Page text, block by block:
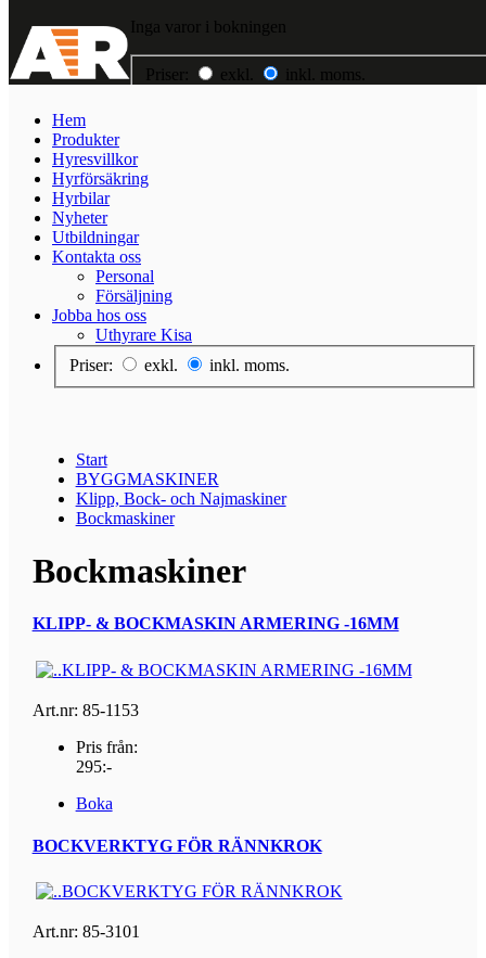
Hem
Produkter
Hyresvillkor
Hyrförsäkring
Hyrbilar
Nyheter
Utbildningar
Kontakta oss
Personal
Försäljning
Jobba hos oss
Uthyrare Kisa
Priser:
exkl. inkl. moms.
Inga varor i bokningen
Priser: exkl. inkl. moms.
Hem
Produkter
Hyresvillkor
Hyrförsäkring
Hyrbilar
Nyheter
Utbildningar
Kontakta oss
Jobba hos oss
Start
BYGGMASKINER
Klipp, Bock- och Najmaskiner
Bockmaskiner
Bockmaskiner
KLIPP- & BOCKMASKIN ARMERING -16MM
Art.nr: 85-1153
Pris från:
295:-
Boka
BOCKVERKTYG FÖR RÄNNKROK
Art.nr: 85-3101